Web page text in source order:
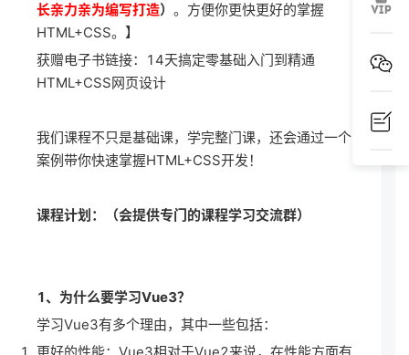
长亲力亲为编写打造） 。方便你更快更好的掌握
HTML+CSS。】
获赠电子书链接：
14天搞定零基础入门到精通
HTML+CSS网页设计
我们课程不只是基础课，学完整门课，还会通过一个
案例带你快速掌握HTML+CSS开发！
课程计划：（会提供专门的课程学习交流群）
1、为什么要学习Vue3？
学习Vue3有多个理由，其中一些包括：